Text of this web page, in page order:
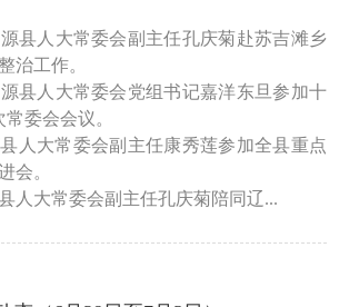
人大常委会副主任孔庆菊赴苏吉滩乡
治工作。
人大常委会党组书记嘉洋东旦参加十
委会会议。
大常委会副主任康秀莲参加全县重点
会。
大常委会副主任孔庆菊陪同辽...